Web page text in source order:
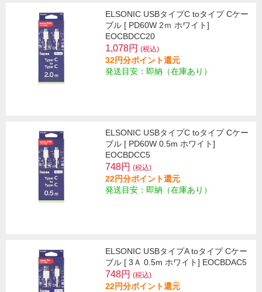
ELSONIC USBタイプC toタイプ Cケー
ブル [ PD60W 2ｍ ホワイト]
EOCBDCC20
1,078円 (税込)
32円分ポイント還元
発送目安：即納（在庫あり）
ELSONIC USBタイプC toタイプ Cケー
ブル [ PD60W 0.5m ホワイト]
EOCBDCC5
748円 (税込)
22円分ポイント還元
発送目安：即納（在庫あり）
ELSONIC USBタイプA toタイプ Cケー
ブル [ 3Ａ 0.5m ホワイト] EOCBDAC5
748円 (税込)
22円分ポイント還元